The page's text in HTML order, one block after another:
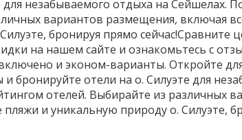
незабываемого отдыха на Сейшелах.
вариантов размещения, включая
бронируя прямо сейчас!Сравните
на нашем сайте и ознакомьтесь с
и эконом-варианты. Откройте
бронируйте отели на о. Силуэте для
отелей. Выбирайте из различных
и уникальную природу о. Силуэте,